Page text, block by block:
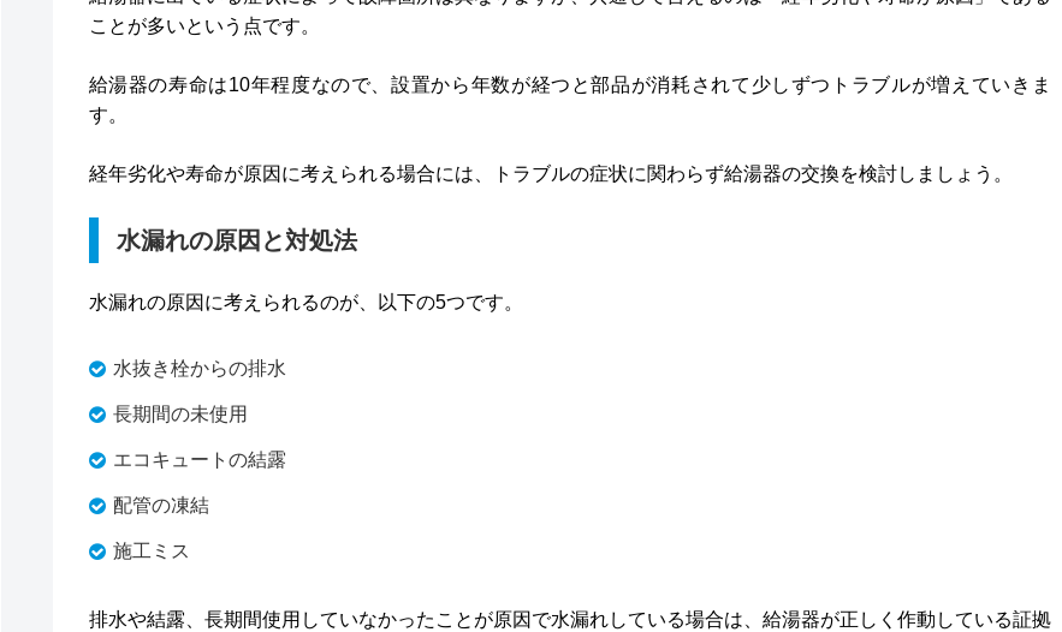
ことが多いという点です。
給湯器の寿命は10年程度なので、設置から年数が経つと部品が消耗されて少しずつトラブルが増えていきま
す。
経年劣化や寿命が原因に考えられる場合には、トラブルの症状に関わらず給湯器の交換を検討しましょう。
水漏れの原因と対処法
水漏れの原因に考えられるのが、以下の5つです。
水抜き栓からの排水
長期間の未使用
エコキュートの結露
配管の凍結
施工ミス
排水や結露、長期間使用していなかったことが原因で水漏れしている場合は、給湯器が正しく作動している証拠